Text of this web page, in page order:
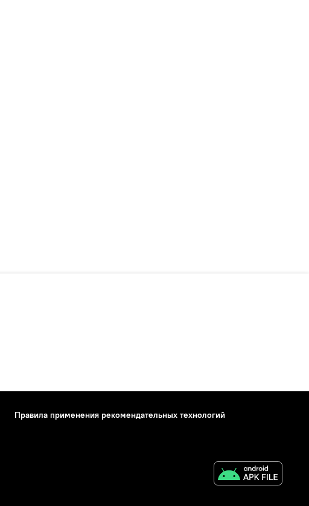
Правила применения рекомендательных технологий